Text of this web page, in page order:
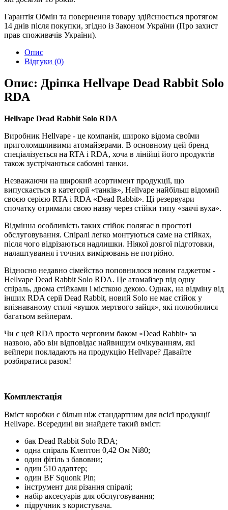
Гарантія Обмін та повернення товару здійснюється протягом
14 днів після покупки, згідно із Законом України (Про захист
прав споживачів України).
Опис
Відгуки (0)
Опис: Дріпка Hellvape Dead Rabbit Solo
RDA
Hellvape Dead Rabbit Solo RDA
Виробник Hellvape - це компанія, широко відома своїми
приголомшливими атомайзерами. В основному цей бренд
спеціалізується на RTA і RDA, хоча в лінійці його продуктів
також зустрічаються сабомні танки.
Незважаючи на широкий асортимент продукції, що
випускається в категорії «танків», Hellvape найбільш відомий
своєю серією RTA і RDA «Dead Rabbit». Ці резервуари
спочатку отримали свою назву через стійки типу «заячі вуха».
Відмінна особливість таких стійок полягає в простоті
обслуговування. Спіралі легко монтуються саме на стійках,
після чого відрізаються надлишки. Ніякої довгої підготовки,
налаштування і точних вимірювань не потрібно.
Відносно недавно сімейство поповнилося новим гаджетом -
Hellvape Dead Rabbit Solo RDA. Це атомайзер під одну
спіраль, двома стійками і місткою декою. Однак, на відміну від
інших RDA серії Dead Rabbit, новий Solo не має стійок у
впізнаваному стилі «вушок мертвого зайця», які полюбилися
багатьом вейперам.
Чи є цей RDA просто черговим баком «Dead Rabbit» за
назвою, або він відповідає найвищим очікуванням, які
вейпери покладають на продукцію Hellvape? Давайте
розбиратися разом!
Комплектація
Вміст коробки є більш ніж стандартним для всієї продукції
Hellvape. Всередині ви знайдете такий вміст:
бак Dead Rabbit Solo RDA;
одна спіраль Клептон 0,42 Ом Ni80;
один фітіль з бавовни;
один 510 адаптер;
один BF Squonk Pin;
інструмент для різання спіралі;
набір аксесуарів для обслуговування;
підручник з користувача.